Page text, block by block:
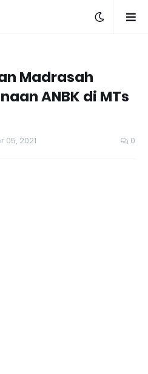
Madrasah
ANBK di MTs
05, 2021 0